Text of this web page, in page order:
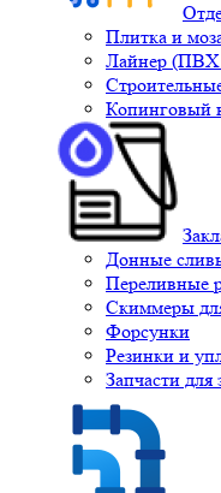
Плитка и
Лайнер (ПВХ
Копинговый
Донные
Переливные
Скиммеры
Форсунки
Резинки и
Запчасти для